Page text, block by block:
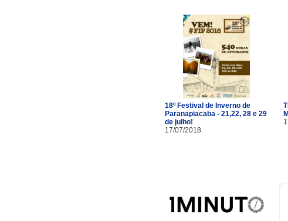
18º Festival de Inverno de
Paranapiacaba - 21,22, 28 e 29
de julho!
17/07/2018